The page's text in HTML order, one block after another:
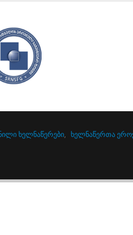
ᲮᲔᲚᲜᲐᲬᲔᲠᲔᲑᲘ, ᲮᲔᲚᲜᲐᲬᲔᲠᲗᲐ